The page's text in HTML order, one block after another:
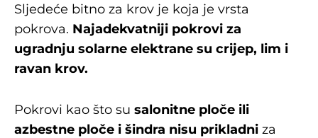
Sljedeće bitno za krov je koja je vrsta
pokrova. Najadekvatniji pokrovi za
ugradnju solarne elektrane su crijep, lim i
ravan krov.
Pokrovi kao što su salonitne ploče ili
azbestne ploče i šindra nisu prikladni za